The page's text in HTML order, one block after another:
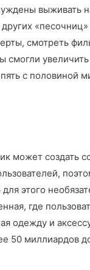
выживать
смотреть
с половиной
может создать
этого
где
одежду и
50 миллиардов